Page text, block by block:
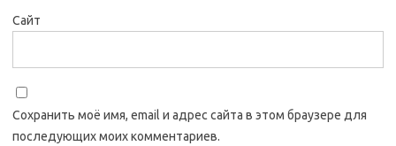
Сайт
Сохранить моё имя, email и адрес сайта в этом браузере для
последующих моих комментариев.